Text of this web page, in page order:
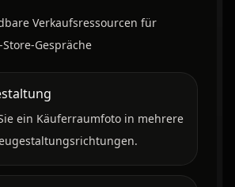
Verkaufsressourcen für
Gespräche
ein Käuferraumfoto in mehrere